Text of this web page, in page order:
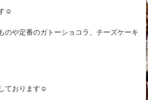
☺︎
のや定番のガトーショコラ、チーズケーキ
ております☺︎